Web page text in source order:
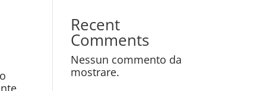
Recent
Comments
Nessun commento da
mostrare.